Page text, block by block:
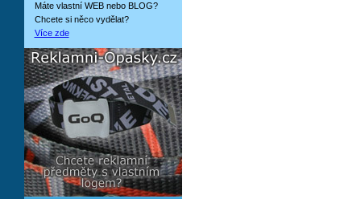
Máte vlastní WEB nebo BLOG?
Chcete si něco vydělat?
Více zde